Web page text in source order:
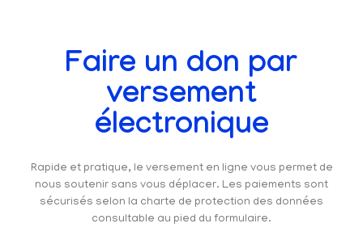
Faire un don par
versement
électronique
Rapide et pratique, le versement en ligne vous permet de
nous soutenir sans vous déplacer. Les paiements sont
sécurisés selon la charte de protection des données
consultable au pied du formulaire.